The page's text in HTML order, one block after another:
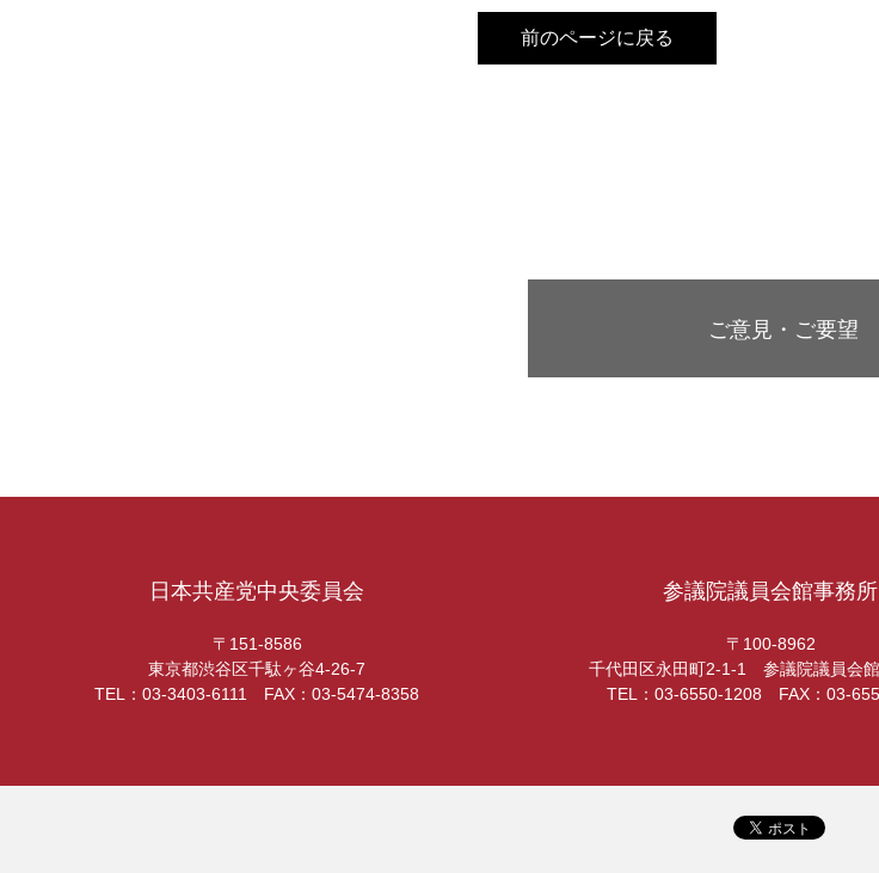
前のページに戻る
ご意見・ご要望
日本共産党中央委員会
〒151-8586
東京都渋谷区千駄ヶ谷4-26-7
TEL：03-3403-6111 FAX：03-5474-8358
参議院議員会館事務所
〒100-8962
千代田区永田町2-1-1 参議院議員会
TEL：03-6550-1208 FAX：03-